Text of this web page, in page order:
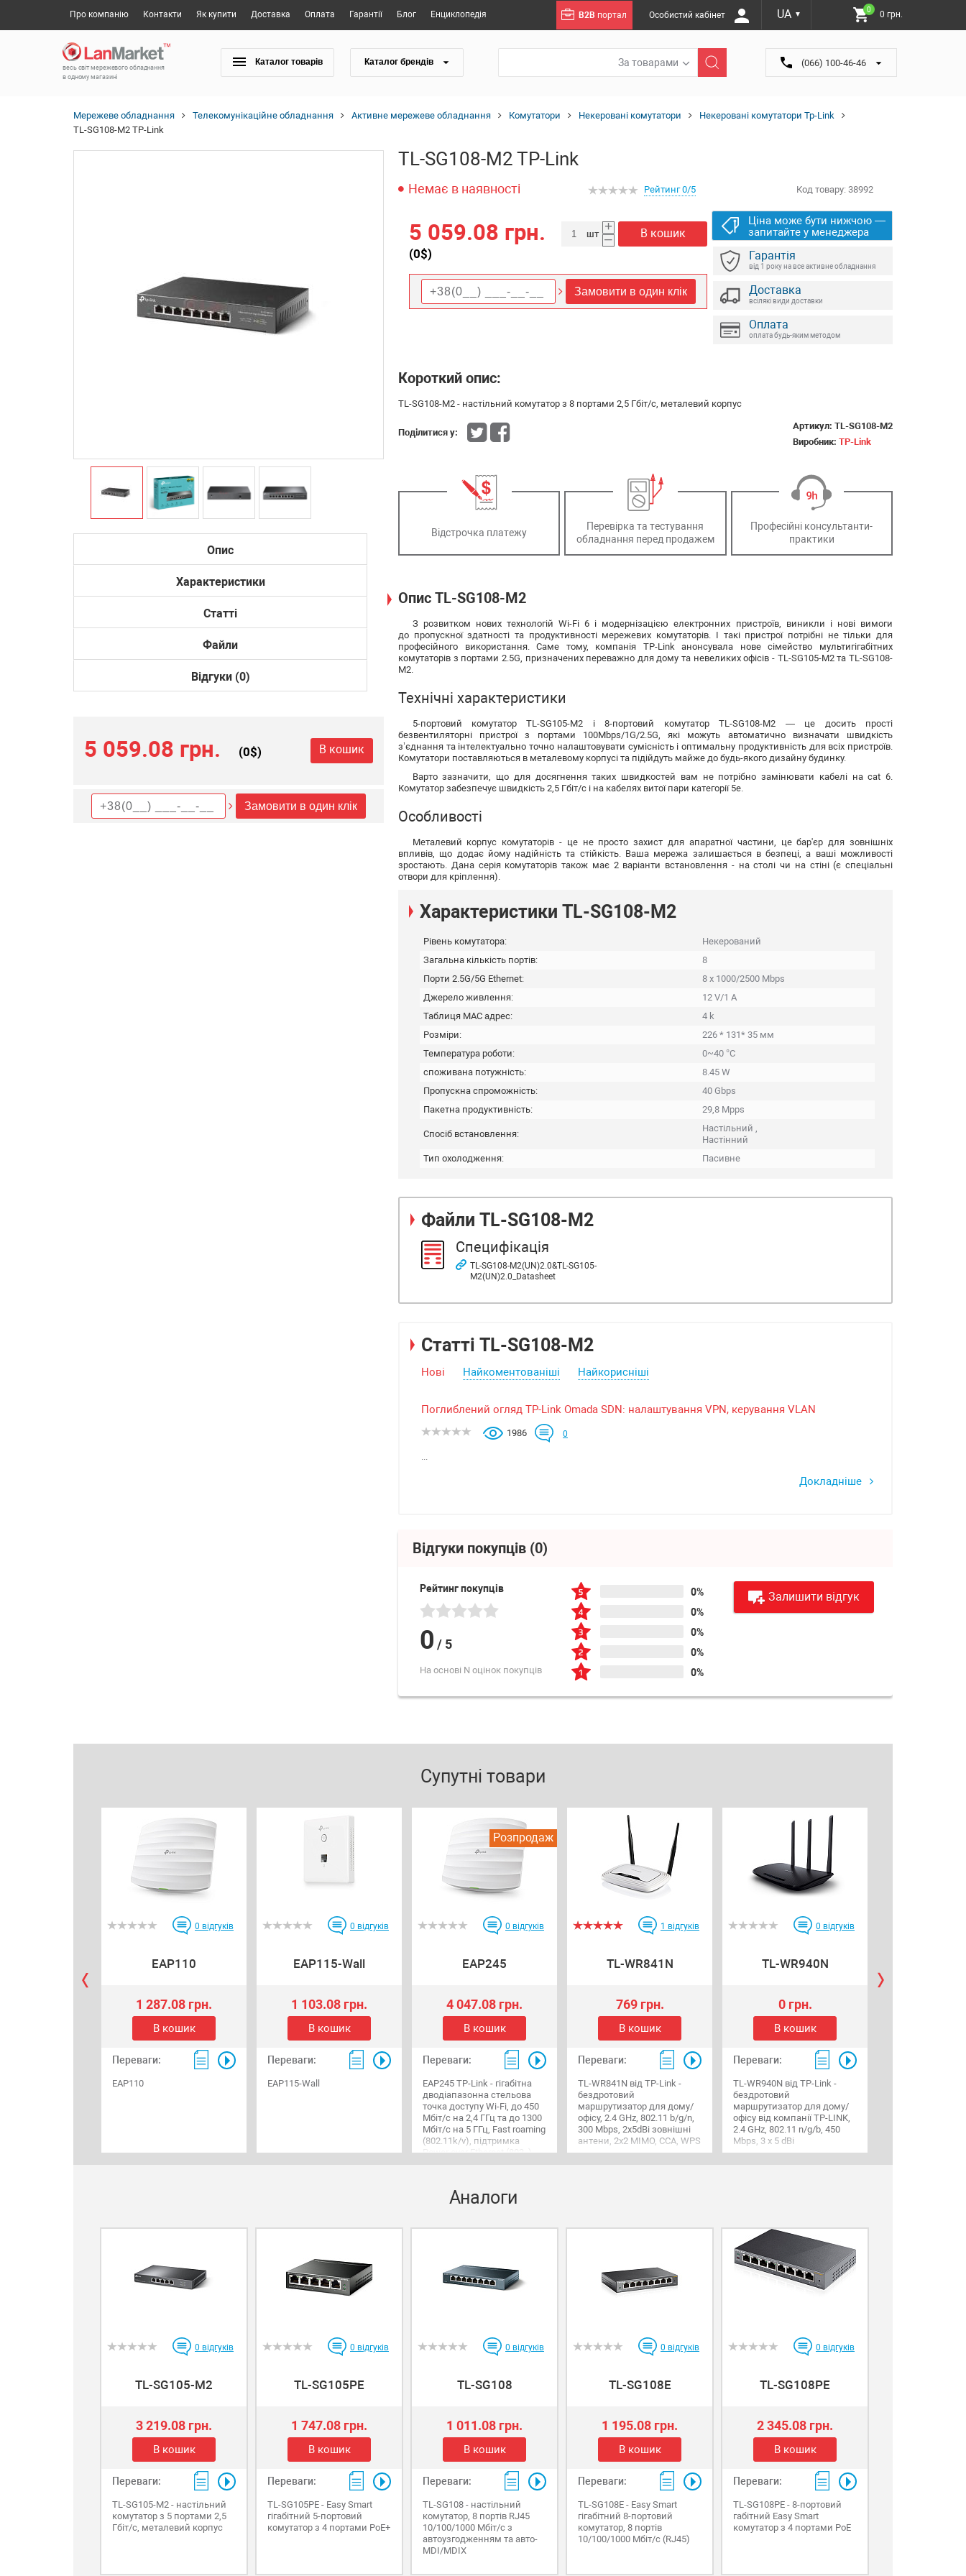
Про компанію Контакти Як купити Доставка Оплата Гарантії Блог Енциклопедія B2B портал Особистий кабінет UA ▼
0 0 грн.
весь світ мережевого обладнання
в одному магазині
Каталог товарів Каталог брендів За товарами (066) 100-46-46
Мережеве обладнання Телекомунікаційне обладнання Активне мережеве обладнання Комутатори Некеровані комутатори
Некеровані комутатори Tp-Link
TL-SG108-M2 TP-Link
Опис
Характеристики
Статті
Файли
Відгуки (0)
5 059.08 грн. (0$) В кошик
Замовити в один клік
TL-SG108-M2 TP-Link
Немає в наявності Код товару: 38992
Рейтинг 0/5
5 059.08 грн.
(0$)
+
–
В кошик
шт
Замовити в один клік
Ціна може бути нижчою —
запитайте у менеджера
Гарантія
від 1 року на все активне обладнання
Доставка
всілякі види доставки
Оплата
оплата будь-яким методом
Короткий опис:
TL-SG108-M2 - настільний комутатор з 8 портами 2,5 Гбіт/с, металевий корпус
Артикул: TL-SG108-M2
Виробник: TP-Link
Поділитися у:
Відстрочка платежу
Перевірка та тестування
обладнання перед продажем
Професійні консультанти-
практики
Опис TL-SG108-M2
З розвитком нових технологій Wi-Fi 6 і модернізацією електронних пристроїв, виникли і нові вимоги
до пропускної здатності та продуктивності мережевих комутаторів. І такі пристрої потрібні не тільки для
професійного використання. Саме тому, компанія TP-Link анонсувала нове сімейство мультигігабітних
комутаторів з портами 2.5G, призначених переважно для дому та невеликих офісів - TL-SG105-M2 та TL-SG108-
M2.
Технічні характеристики
5-портовий комутатор TL-SG105-M2 і 8-портовий комутатор TL-SG108-M2 — це досить прості
безвентиляторні пристрої з портами 100Mbps/1G/2.5G, які можуть автоматично визначати швидкість
з’єднання та інтелектуально точно налаштовувати сумісність і оптимальну продуктивність для всіх пристроїв.
Комутатори поставляються в металевому корпусі та підійдуть майже до будь-якого дизайну будинку.
Варто зазначити, що для досягнення таких швидкостей вам не потрібно замінювати кабелі на cat 6.
Комутатор забезпечує швидкість 2,5 Гбіт/с і на кабелях витої пари категорії 5e.
Особливості
Металевий корпус комутаторів - це не просто захист для апаратної частини, це бар'єр для зовнішніх
впливів, що додає йому надійність та стійкість. Ваша мережа залишається в безпеці, а ваші можливості
зростають. Дана серія комутаторів також має 2 варіанти встановлення - на столі чи на стіні (є спеціальні
отвори для кріплення).
Характеристики TL-SG108-M2
Рівень комутатора:
Некерований
Загальна кількість портів:
8
Порти 2.5G/5G Ethernet:
8 x 1000/2500 Mbps
Джерело живлення:
12 V/1 A
Таблиця MAC адрес:
4 k
Розміри:
226 * 131* 35 мм
Температура роботи:
0~40 °C
споживана потужність:
8.45 W
Пропускна спроможність:
40 Gbps
Пакетна продуктивність:
29,8 Mpps
Спосіб встановлення:
Настільний ,
Настінний
Тип охолодження:
Пасивне
Файли TL-SG108-M2
Специфікація
TL-SG108-M2(UN)2.0&TL-SG105-
M2(UN)2.0_Datasheet
Статті TL-SG108-M2
Нові Найкоментованіші Найкорисніші
Поглиблений огляд TP-Link Omada SDN: налаштування VPN, керування VLAN
1986 0
Докладніше
Відгуки покупців (0)
Рейтинг покупців
0 / 5
На основі N оцінок покупців
0%
0%
0%
0%
0%
Залишити відгук
Супутні товари
0 відгуків
EAP110
1 287.08 грн.
В кошик
Переваги:
EAP110
0 відгуків
EAP115-Wall
1 103.08 грн.
В кошик
Переваги:
EAP115-Wall
Розпродаж
0 відгуків
EAP245
4 047.08 грн.
В кошик
Переваги:
EAP245 TP-Link - гігабітна
дводіапазонна стельова
точка доступу Wi-Fi, до 450
Мбіт/с на 2,4 ГГц та до 1300
Мбіт/с на 5 ГГц, Fast roaming
(802.11k/v), підтримка
Power over Ethernet (802. )
1 відгуків
TL-WR841N
769 грн.
В кошик
Переваги:
TL-WR841N від TP-Link -
бездротовий
маршрутизатор для дому/
офісу, 2.4 GHz, 802.11 b/g/n,
300 Mbps, 2x5dBi зовнішні
антени, 2x2 MIMO, ССА, WPS
0 відгуків
TL-WR940N
0 грн.
В кошик
Переваги:
TL-WR940N від TP-Link -
бездротовий
маршрутизатор для дому/
офісу від компанії TP-LINK,
2.4 GHz, 802.11 n/g/b, 450
Mbps, 3 х 5 dBi
Аналоги
0 відгуків
TL-SG105-M2
3 219.08 грн.
В кошик
Переваги:
TL-SG105-M2 - настільний
комутатор з 5 портами 2,5
Гбіт/с, металевий корпус
0 відгуків
TL-SG105PE
1 747.08 грн.
В кошик
Переваги:
TL-SG105PE - Easy Smart
гігабітний 5-портовий
комутатор з 4 портами PoE+
0 відгуків
TL-SG108
1 011.08 грн.
В кошик
Переваги:
TL-SG108 - настільний
комутатор, 8 портів RJ45
10/100/1000 Мбіт/с з
автоузгодженням та авто-
MDI/МDIX
0 відгуків
TL-SG108E
1 195.08 грн.
В кошик
Переваги:
TL-SG108E - Easy Smart
гігабітний 8-портовий
комутатор, 8 портів
10/100/1000 Мбіт/с (RJ45)
0 відгуків
TL-SG108PE
2 345.08 грн.
В кошик
Переваги:
TL-SG108PE - 8-портовий
габітний Easy Smart
комутатор з 4 портами PoE